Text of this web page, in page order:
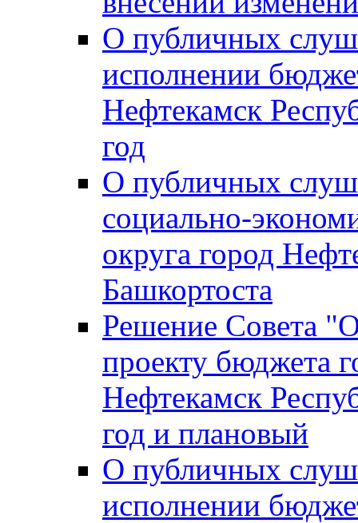
О публичных
исполнении
Нефтекамск
год
О публичных
социально-
округа город
Башкортоста
Решение Совета
проекту бюджета
Нефтекамск
год и плановый
О публичных
исполнении